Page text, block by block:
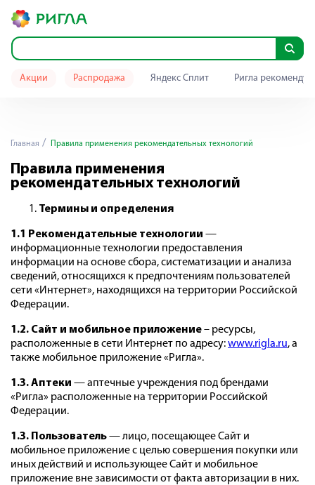
Акции Распродажа Яндекс Сплит Ригла
Главная Правила применения рекомендательных технологий
Правила применения
рекомендательных технологий
Термины и определения
1.1 Рекомендательные технологии —
информационные технологии предоставления
информации на основе сбора, систематизации и анализа
сведений, относящихся к предпочтениям пользователей
сети «Интернет», находящихся на территории Российской
Федерации.
1.2. Сайт и мобильное приложение– ресурсы,
расположенные в сети Интернет по адресу:www.rigla.ru,а
также мобильное приложение «Ригла».
1.3. Аптеки — аптечные учреждения под брендами
«Ригла» расположенные на территории Российской
Федерации.
1.3. Пользователь— лицо, посещающее Сайт и
мобильное приложение с целью совершения покупки или
иных действий и использующее Сайт и мобильное
приложение вне зависимости от факта авторизации в них.